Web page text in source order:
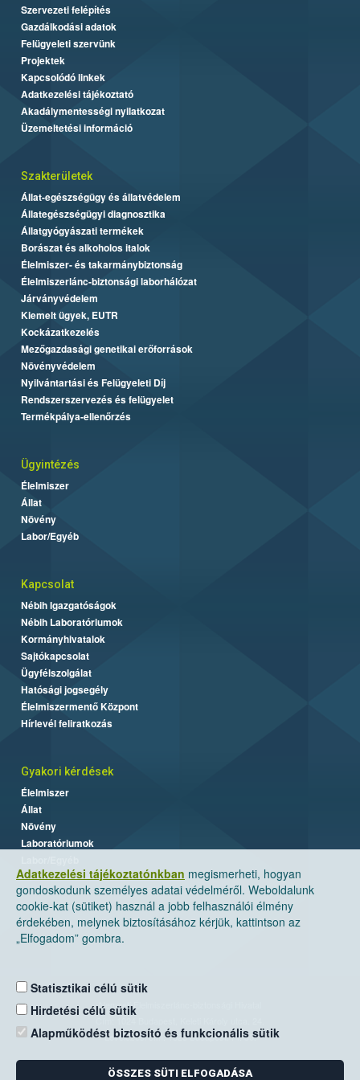
Adatkezelési tájékoztatónkban megismerheti, hogyan
gondoskodunk személyes adatai védelméről. Weboldalunk
cookie-kat (sütiket) használ a jobb felhasználói élmény
érdekében, melynek biztosításához kérjük, kattintson az
„Elfogadom” gombra.
Statisztikai célú sütik
Hirdetési célú sütik
Alapműködést biztosító és funkcionális sütik
ÖSSZES SÜTI ELFOGADÁSA
Szervezeti felépítés
Gazdálkodási adatok
Felügyeleti szervünk
Projektek
Kapcsolódó linkek
Adatkezelési tájékoztató
Akadálymentességi nyilatkozat
Üzemeltetési információ
Szakterületek
Állat-egészségügy és állatvédelem
Állategészségügyi diagnosztika
Állatgyógyászati termékek
Borászat és alkoholos italok
Élelmiszer- és takarmánybiztonság
Élelmiszerlánc-biztonsági laborhálózat
Járványvédelem
Kiemelt ügyek, EUTR
Kockázatkezelés
Mezőgazdasági genetikai erőforrások
Növényvédelem
Nyilvántartási és Felügyeleti Díj
Rendszerszervezés és felügyelet
Termékpálya-ellenőrzés
Ügyintézés
Élelmiszer
Állat
Növény
Labor/Egyéb
Kapcsolat
Nébih Igazgatóságok
Nébih Laboratóriumok
Kormányhivatalok
Sajtókapcsolat
Ügyfélszolgálat
Hatósági jogsegély
Élelmiszermentő Központ
Hírlevél feliratkozás
Gyakori kérdések
Élelmiszer
Állat
Növény
Laboratóriumok
Nemzeti Élelmiszerlánc-biztonsági Hivatal
Levelezési cím: 1525 Budapest. Pf. 30.